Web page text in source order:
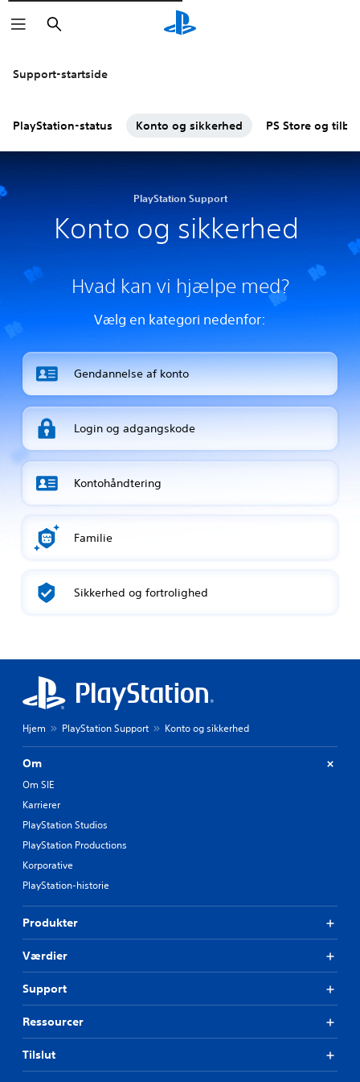
Søg
Support-startside
PlayStation-status Konto og sikkerhed PS Store og
PlayStation Support
Konto og sikkerhed
Hvad kan vi hjælpe med?
Vælg en kategori nedenfor:
Gendannelse af konto
Login og adgangskode
Kontohåndtering
Familie
Sikkerhed og fortrolighed
Hjem PlayStation Support Konto og sikkerhed
Om
Om SIE
Karrierer
PlayStation Studios
PlayStation Productions
Korporative
PlayStation-historie
Produkter
Værdier
Support
Ressourcer
Tilslut